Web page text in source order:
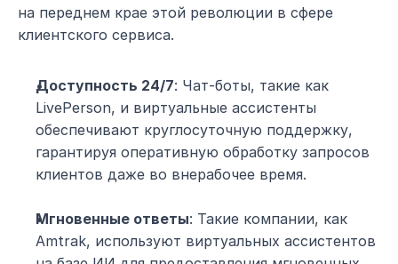
на переднем крае этой революции в сфере
клиентского сервиса.
Доступность 24/7: Чат-боты, такие как
LivePerson, и виртуальные ассистенты
обеспечивают круглосуточную поддержку,
гарантируя оперативную обработку запросов
клиентов даже во внерабочее время.
Мгновенные ответы: Такие компании, как
Amtrak, используют виртуальных ассистентов